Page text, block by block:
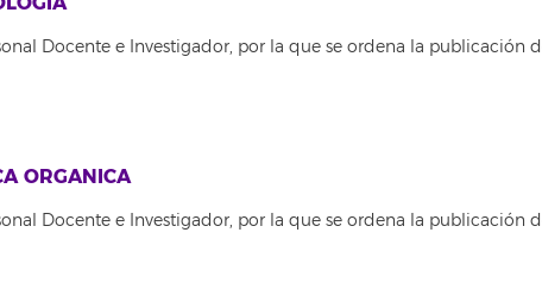
Docente e Investigador, por la que se ordena la
ORGANICA
Docente e Investigador, por la que se ordena la